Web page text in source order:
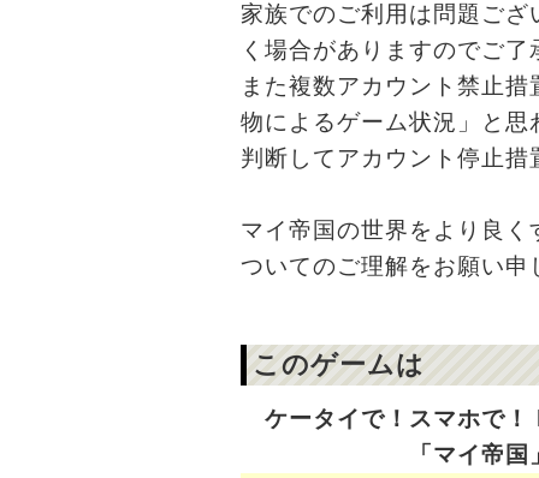
家族でのご利用は問題ご
く場合がありますのでご了
また複数アカウント禁止
物によるゲーム状況」と
判断してアカウント停止
マイ帝国の世界をより良
ついてのご理解をお願い申
このゲームは
ケータイで！スマホで
「マイ帝